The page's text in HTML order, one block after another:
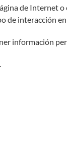
de
de interacción
información